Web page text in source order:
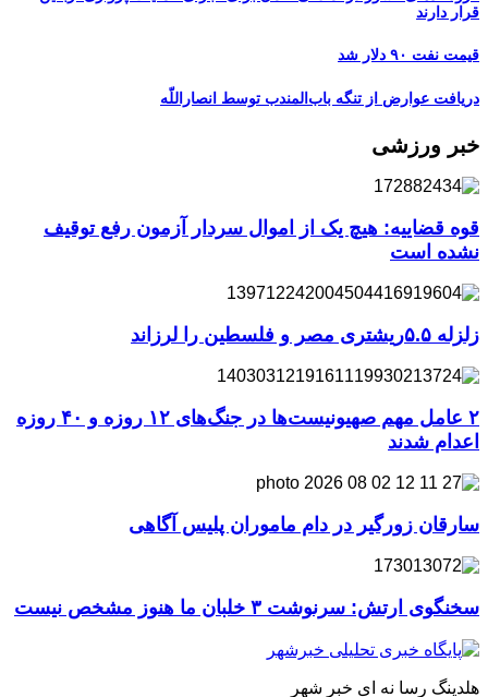
قرار دارند
قیمت نفت ۹۰ دلار شد
دریافت عوارض از تنگه باب‌المندب توسط انصاراللّه
خبر ورزشی
قوه قضاییه: هیچ یک از اموال سردار آزمون رفع توقیف
نشده است
زلزله ۵.۵ریشتری مصر و فلسطین را لرزاند
۲ عامل مهم صهیونیست‌ها در جنگ‌های ۱۲ روزه و ۴۰ روزه
اعدام شدند
سارقان زورگیر در دام ماموران پلیس آگاهی
سخنگوی ارتش: سرنوشت ۳ خلبان ما هنوز مشخص نیست
هلدینگ رسا نه ای خبر شهر